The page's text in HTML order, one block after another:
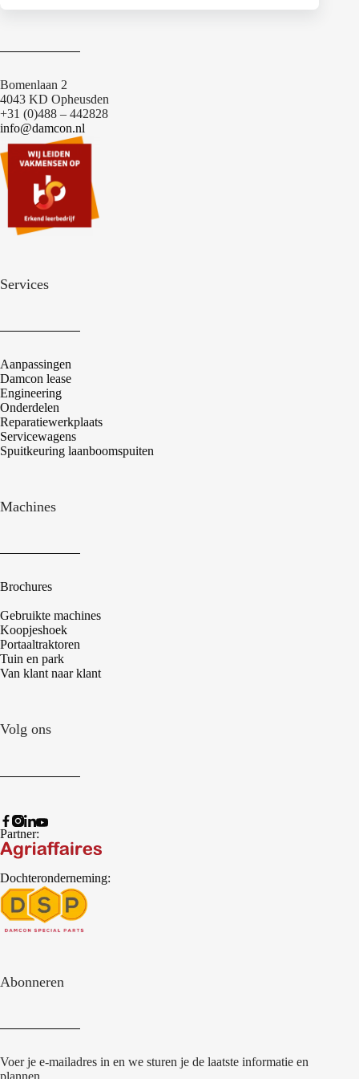
Bomenlaan 2
4043 KD Opheusden
+31 (0)488 – 442828
info@damcon.nl
Services
Aanpassingen
Damcon lease
Engineering
Onderdelen
Reparatiewerkplaats
Servicewagens
Spuitkeuring laanboomspuiten
Machines
Brochures
Gebruikte machines
Koopjeshoek
Portaaltraktoren
Tuin en park
Van klant naar klant
Volg ons
Partner:
Dochteronderneming:
Abonneren
Voer je e-mailadres in en we sturen je de laatste informatie en